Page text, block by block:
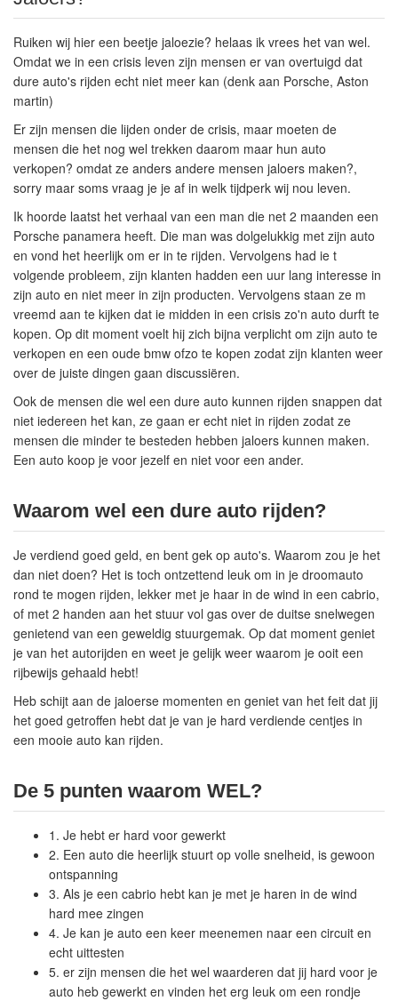
Ruiken wij hier een beetje jaloezie? helaas ik vrees het van wel.
Omdat we in een crisis leven zijn mensen er van overtuigd dat
dure auto's rijden echt niet meer kan (denk aan Porsche, Aston
martin)
Er zijn mensen die lijden onder de crisis, maar moeten de
mensen die het nog wel trekken daarom maar hun auto
verkopen? omdat ze anders andere mensen jaloers maken?,
sorry maar soms vraag je je af in welk tijdperk wij nou leven.
Ik hoorde laatst het verhaal van een man die net 2 maanden een
Porsche panamera heeft. Die man was dolgelukkig met zijn auto
en vond het heerlijk om er in te rijden. Vervolgens had ie t
volgende probleem, zijn klanten hadden een uur lang interesse in
zijn auto en niet meer in zijn producten. Vervolgens staan ze m
vreemd aan te kijken dat ie midden in een crisis zo'n auto durft te
kopen. Op dit moment voelt hij zich bijna verplicht om zijn auto te
verkopen en een oude bmw ofzo te kopen zodat zijn klanten weer
over de juiste dingen gaan discussiëren.
Ook de mensen die wel een dure auto kunnen rijden snappen dat
niet iedereen het kan, ze gaan er echt niet in rijden zodat ze
mensen die minder te besteden hebben jaloers kunnen maken.
Een auto koop je voor jezelf en niet voor een ander.
Waarom wel een dure auto rijden?
Je verdiend goed geld, en bent gek op auto's. Waarom zou je het
dan niet doen? Het is toch ontzettend leuk om in je droomauto
rond te mogen rijden, lekker met je haar in de wind in een cabrio,
of met 2 handen aan het stuur vol gas over de duitse snelwegen
genietend van een geweldig stuurgemak. Op dat moment geniet
je van het autorijden en weet je gelijk weer waarom je ooit een
rijbewijs gehaald hebt!
Heb schijt aan de jaloerse momenten en geniet van het feit dat jij
het goed getroffen hebt dat je van je hard verdiende centjes in
een mooie auto kan rijden.
De 5 punten waarom WEL?
1. Je hebt er hard voor gewerkt
2. Een auto die heerlijk stuurt op volle snelheid, is gewoon
ontspanning
3. Als je een cabrio hebt kan je met je haren in de wind
hard mee zingen
4. Je kan je auto een keer meenemen naar een circuit en
echt uittesten
5. er zijn mensen die het wel waarderen dat jij hard voor je
auto heb gewerkt en vinden het erg leuk om een rondje